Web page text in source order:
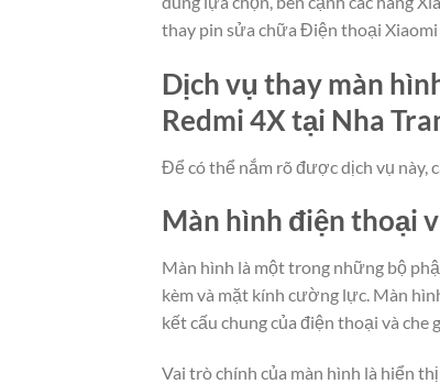
thay pin sửa chữa Điện thoại
Dịch vụ thay màn
Redmi 4X tại Nha
Để có thể nắm rõ được dịch vụ này,
Màn hình điện thoại
Màn hình là một trong những bộ
kèm và mặt kính cường lực. Màn
kết cấu chung của điện thoại và
Vai trò chính của màn hình là hiển